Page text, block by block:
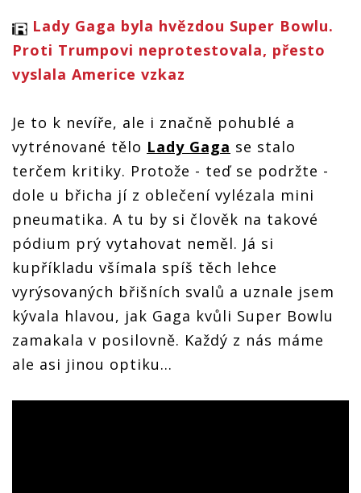
Lady Gaga byla hvězdou Super Bowlu.
Proti Trumpovi neprotestovala, přesto
vyslala Americe vzkaz
Je to k nevíře, ale i značně pohublé a
vytrénované tělo Lady Gaga se stalo
terčem kritiky. Protože - teď se podržte -
dole u břicha jí z oblečení vylézala mini
pneumatika. A tu by si člověk na takové
pódium prý vytahovat neměl. Já si
kupříkladu všímala spíš těch lehce
vyrýsovaných břišních svalů a uznale jsem
kývala hlavou, jak Gaga kvůli Super Bowlu
zamakala v posilovně. Každý z nás máme
ale asi jinou optiku...